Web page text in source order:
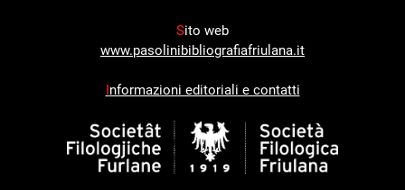
Sito web
www.pasolinibibliografiafriulana.it
Informazioni editoriali e contatti